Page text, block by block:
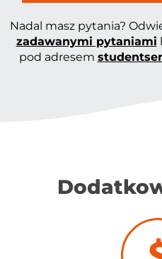
Nadal masz pytania?
zadawanymi pytaniami
pod adresem